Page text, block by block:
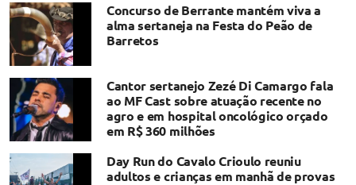
Concurso de Berrante mantém viva a
alma sertaneja na Festa do Peão de
Barretos
Cantor sertanejo Zezé Di Camargo fala
ao MF Cast sobre atuação recente no
agro e em hospital oncológico orçado
em R$ 360 milhões
Day Run do Cavalo Crioulo reuniu
adultos e crianças em manhã de provas